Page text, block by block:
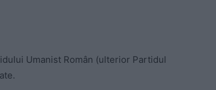
Umanist Român (ulterior Partidul